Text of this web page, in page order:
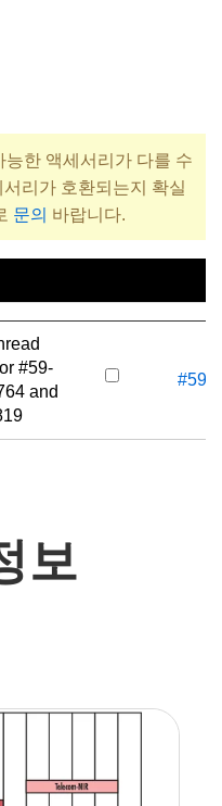
한 액세서리가 다를 수
리가 호환되는지 확실
문의 바랍니다.
#59-
and
#59-
보